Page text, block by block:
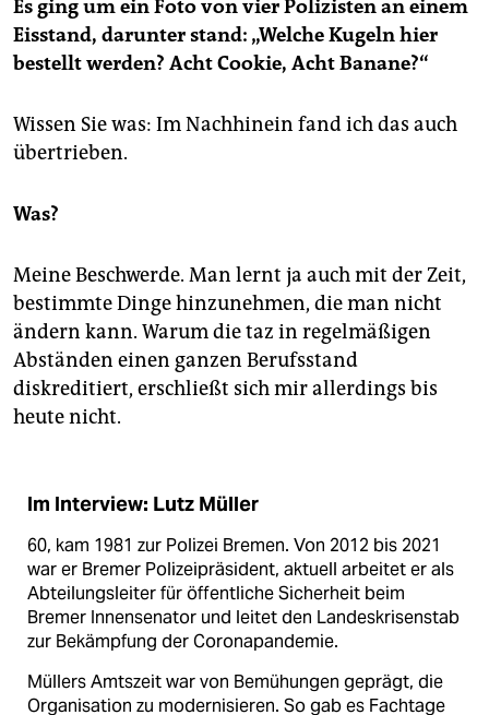
Es ging um ein Foto von vier Polizisten an einem
Eisstand, darunter stand: „Welche Kugeln hier
bestellt werden? Acht Cookie, Acht Banane?“
Wissen Sie was: Im Nachhinein fand ich das auch
übertrieben.
Was?
Meine Beschwerde. Man lernt ja auch mit der Zeit,
bestimmte Dinge hinzunehmen, die man nicht
ändern kann. Warum die taz in regelmäßigen
Abständen einen ganzen Berufsstand
diskreditiert, erschließt sich mir allerdings bis
heute nicht.
Im Interview: Lutz Müller
60, kam 1981 zur Polizei Bremen. Von 2012 bis 2021
war er Bremer Polizeipräsident, aktuell arbeitet er als
Abteilungsleiter für öffentliche Sicherheit beim
Bremer Innensenator und leitet den Landeskrisenstab
zur Bekämpfung der Coronapandemie.
Müllers Amtszeit war von Bemühungen geprägt, die
Organisation zu modernisieren. So gab es Fachtage